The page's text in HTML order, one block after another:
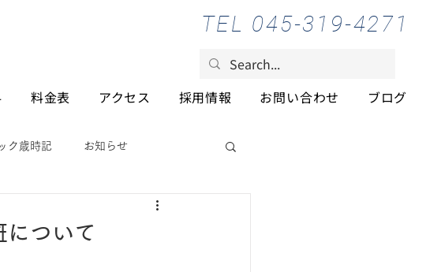
TEL 045-319-4271
料金表 アクセス 採用情報 お問い合わせ ブログ
ク歳時記 お知らせ
ついて